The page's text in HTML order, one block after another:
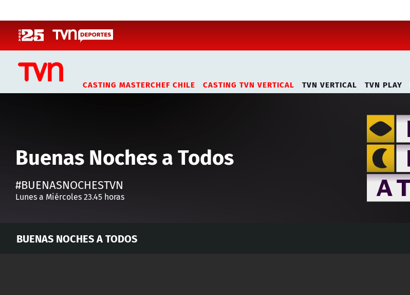
CASTING MASTERCHEF CHILE CASTING TVN VERTICAL TVN VERTICAL TVN PLAY
Buenas Noches a Todos
#BUENASNOCHESTVN
Lunes a Miércoles 23.45 horas
BUENAS NOCHES A TODOS